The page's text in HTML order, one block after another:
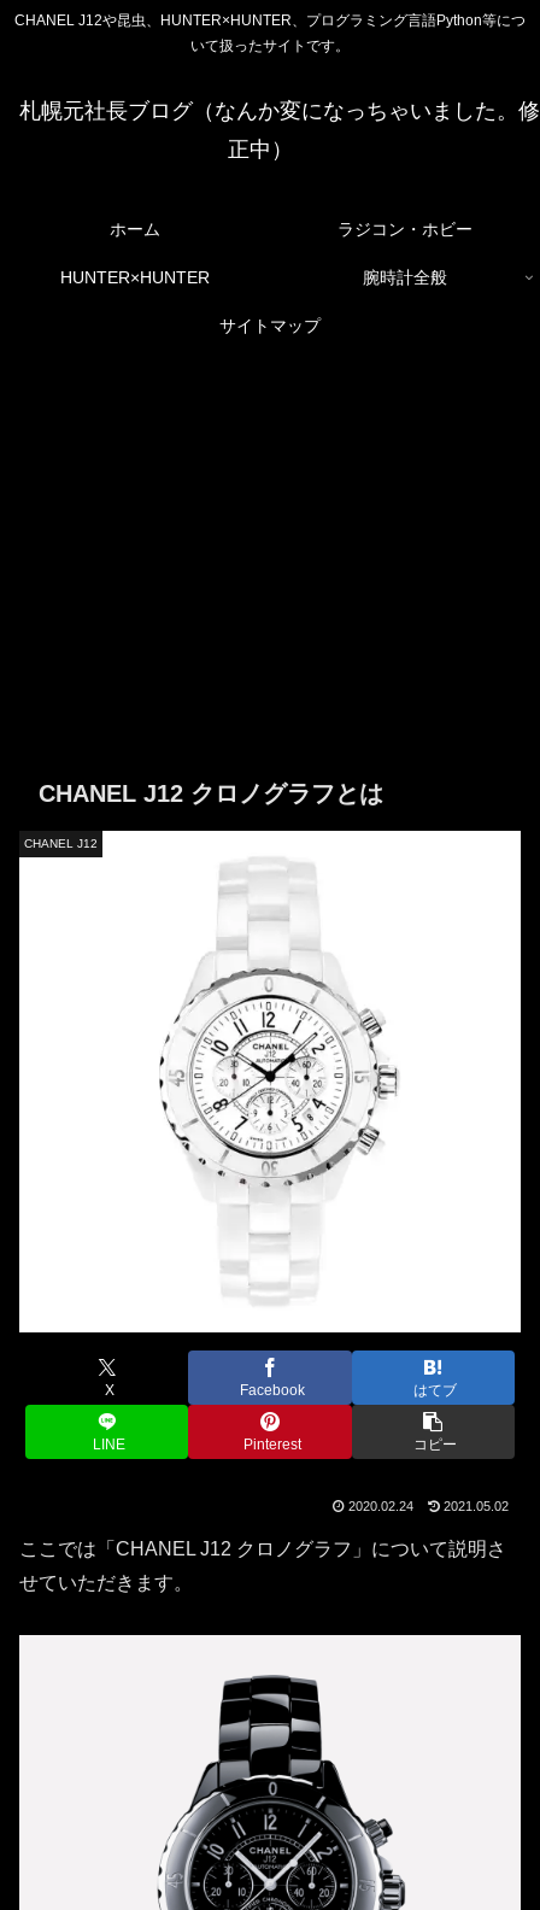
CHANEL J12や昆虫、HUNTER×HUNTER、プログラミング言語Python等につ
いて扱ったサイトです。
札幌元社長ブログ（なんか変になっちゃいました。修
正中）
ホーム ラジコン・ホビー
HUNTER×HUNTER 腕時計全般
サイトマップ
CHANEL J12 クロノグラフとは
CHANEL J12
X Facebook はてブ
LINE Pinterest コピー
2020.02.24 2021.05.02
ここでは「CHANEL J12 クロノグラフ」について説明さ
せていただきます。